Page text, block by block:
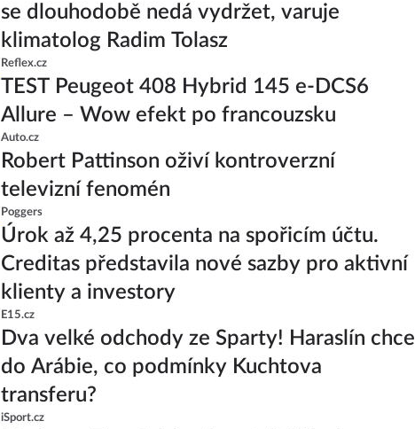
se dlouhodobě nedá vydržet, varuje
klimatolog Radim Tolasz
Reflex.cz
TEST Peugeot 408 Hybrid 145 e-DCS6
Allure – Wow efekt po francouzsku
Auto.cz
Robert Pattinson oživí kontroverzní
televizní fenomén
Poggers
Úrok až 4,25 procenta na spořicím účtu.
Creditas představila nové sazby pro aktivní
klienty a investory
E15.cz
Dva velké odchody ze Sparty! Haraslín chce
do Arábie, co podmínky Kuchtova
transferu?
iSport.cz